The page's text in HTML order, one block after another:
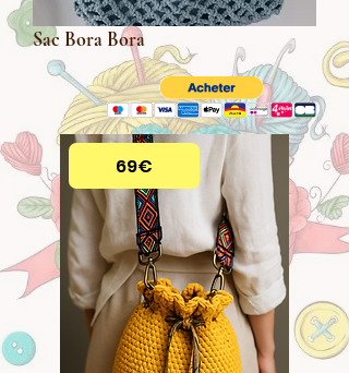
Sac Bora Bora
69€